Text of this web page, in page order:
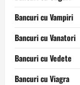
Bancuri cu Vampiri
Bancuri cu Vanatori
Bancuri cu Vedete
Bancuri cu Viagra